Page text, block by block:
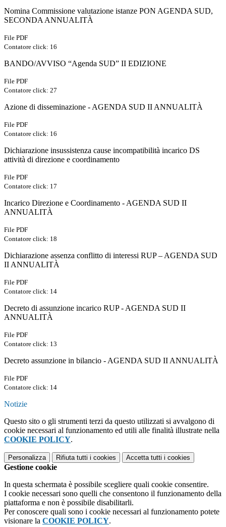
Nomina Commissione valutazione istanze PON AGENDA SUD,
SECONDA ANNUALITÀ
File PDF
Contatore click: 16
BANDO/AVVISO “Agenda SUD” II EDIZIONE
File PDF
Contatore click: 27
Azione di disseminazione - AGENDA SUD II ANNUALITÀ
File PDF
Contatore click: 16
Dichiarazione insussistenza cause incompatibilità incarico DS
attività di direzione e coordinamento
File PDF
Contatore click: 17
Incarico Direzione e Coordinamento - AGENDA SUD II
ANNUALITÀ
File PDF
Contatore click: 18
Dichiarazione assenza conflitto di interessi RUP – AGENDA SUD
II ANNUALITÀ
File PDF
Contatore click: 14
Decreto di assunzione incarico RUP - AGENDA SUD II
ANNUALITÀ
File PDF
Contatore click: 13
Decreto assunzione in bilancio - AGENDA SUD II ANNUALITÀ
File PDF
Contatore click: 14
Notizie
Questo sito o gli strumenti terzi da questo utilizzati si avvalgono di
cookie necessari al funzionamento ed utili alle finalità illustrate nella
COOKIE POLICY.
Personalizza Rifiuta tutti i cookies Accetta tutti i cookies
Gestione cookie
In questa schermata è possibile scegliere quali cookie consentire.
I cookie necessari sono quelli che consentono il funzionamento della
piattaforma e non è possibile disabilitarli.
Per conoscere quali sono i cookie necessari al funzionamento potete
visionare la COOKIE POLICY.